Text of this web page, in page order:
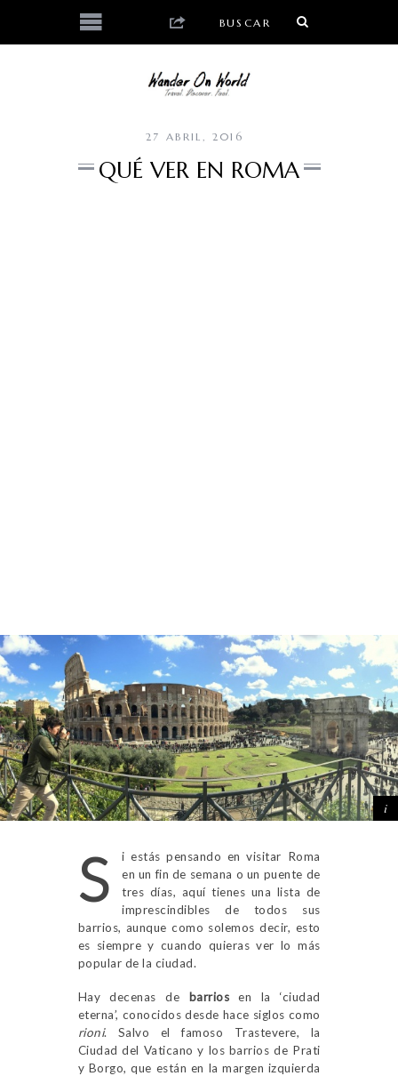
27 ABRIL, 2016
QUÉ VER EN ROMA
S
i estás pensando en visitar Roma
en un fin de semana o un puente de
tres días, aquí tienes una lista de
imprescindibles de todos sus
barrios, aunque como solemos decir, esto
es siempre y cuando quieras ver lo más
popular de la ciudad.
Hay decenas de barriosen la ‘ciudad
eterna’, conocidos desde hace siglos como
rioni. Salvo el famoso Trastevere, la
Ciudad del Vaticano y los barrios de Prati
y Borgo, que están en la margen izquierda